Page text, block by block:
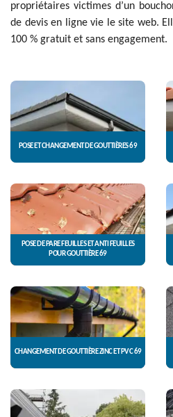
propriétaires victimes d’un
de devis en ligne vie le site web.
100 % gratuit et sans engagement.
POSE ET CHANGEMENT DE GOUTTIÈRES 69
POSE DE PARE FEUILLES ET ANTI FEUILLES
POUR GOUTTIÈRE 69
CHANGEMENT DE GOUTTIÈRE ZINC ET PVC 69